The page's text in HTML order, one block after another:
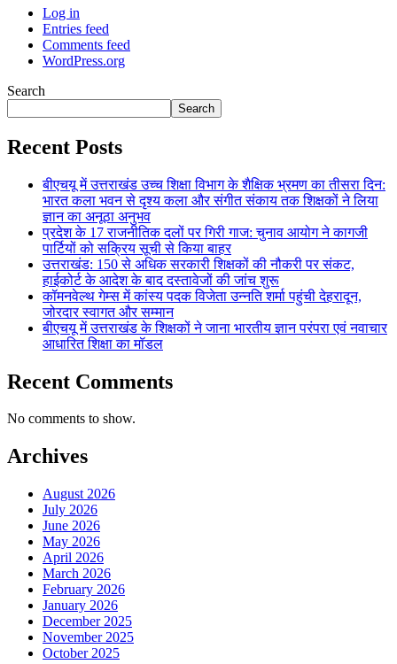
Log in
Entries feed
Comments feed
WordPress.org
Search
Search
Recent Posts
बीएचयू में उत्तराखंड उच्च शिक्षा विभाग के शैक्षिक भ्रमण का तीसरा दिन:
भारत कला भवन से दृश्य कला और संगीत संकाय तक शिक्षकों ने लिया
ज्ञान का अनूठा अनुभव
प्रदेश के 17 राजनीतिक दलों पर गिरी गाज: चुनाव आयोग ने कागजी
पार्टियों को सक्रिय सूची से किया बाहर
उत्तराखंड: 150 से अधिक सरकारी शिक्षकों की नौकरी पर संकट,
हाईकोर्ट के आदेश के बाद दस्तावेजों की जांच शुरू
कॉमनवेल्थ गेम्स में कांस्य पदक विजेता उन्नति शर्मा पहुंची देहरादून,
जोरदार स्वागत और सम्मान
बीएचयू में उत्तराखंड के शिक्षकों ने जाना भारतीय ज्ञान परंपरा एवं नवाचार
आधारित शिक्षा का मॉडल
Recent Comments
No comments to show.
Archives
August 2026
July 2026
June 2026
May 2026
April 2026
March 2026
February 2026
January 2026
December 2025
November 2025
October 2025